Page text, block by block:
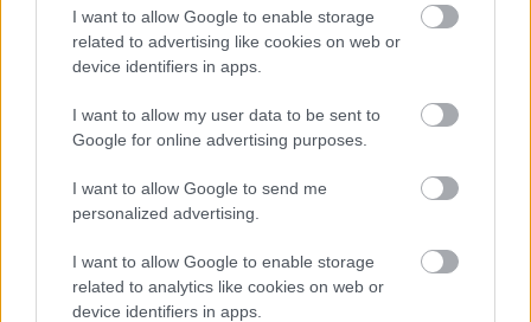
I want to allow Google to enable storage
related to advertising like cookies on web or
device identifiers in apps.
I want to allow my user data to be sent to
Google for online advertising purposes.
I want to allow Google to send me
personalized advertising.
I want to allow Google to enable storage
related to analytics like cookies on web or
device identifiers in apps.
A GYŐRI AUDI ETO KC PÉNTEKI FELKÉSZÜLÉSI
MÉRKŐZÉSE
Az energiaellátás tehermentesítése érdekében másfél órával
előrébb hozták a Brest Bretagne Handball elleni találkozó
kezdését.